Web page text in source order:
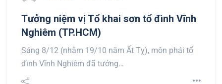
Tưởng niệm vị Tổ khai sơn tổ đình Vĩnh
Nghiêm (TP.HCM)
Sáng 8/12 (nhằm 19/10 năm Ất Tỵ), môn phái tổ
đình Vĩnh Nghiêm đã tưởng…